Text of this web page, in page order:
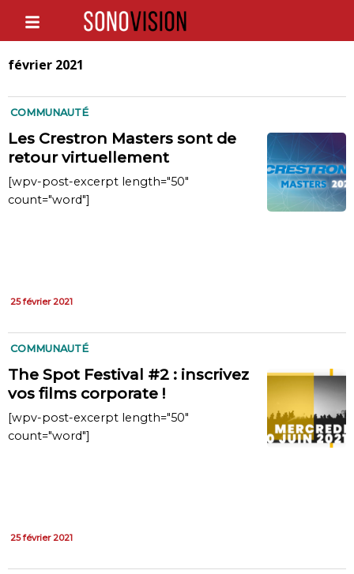
février 2021
COMMUNAUTÉ
Les Crestron Masters sont de
retour virtuellement
[wpv-post-excerpt length="50"
count="word"]
25 février 2021
COMMUNAUTÉ
The Spot Festival #2 : inscrivez
vos films corporate !
[wpv-post-excerpt length="50"
count="word"]
25 février 2021